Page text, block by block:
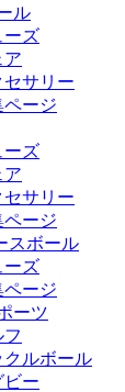
ル
ーズ
ア
セサリー
ページ
ーズ
ア
セサリー
ページ
スボール
ーズ
ページ
ーツ
フ
クルボール
ビー